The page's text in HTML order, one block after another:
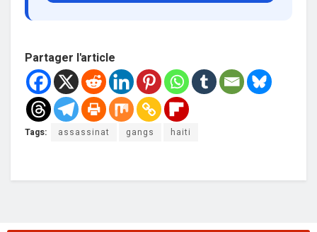
Partager l'article
Tags: assassinat gangs haiti